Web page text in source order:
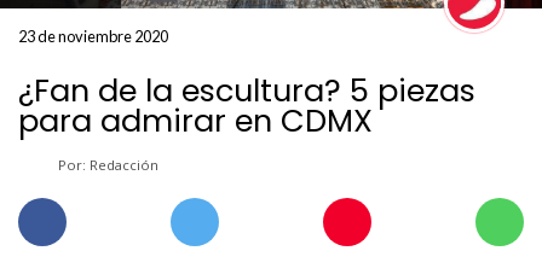
23 de noviembre 2020
¿Fan de la escultura? 5 piezas
para admirar en CDMX
Por: Redacción